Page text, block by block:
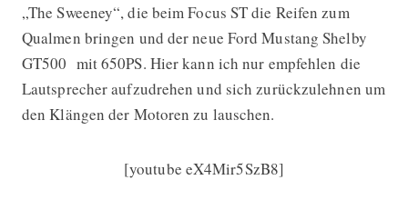
„The Sweeney“, die beim Focus ST die Reifen zum
Qualmen bringen und der neue Ford Mustang Shelby
GT500 mit 650PS. Hier kann ich nur empfehlen die
Lautsprecher aufzudrehen und sich zurückzulehnen um
den Klängen der Motoren zu lauschen.
[youtube eX4Mir5SzB8]